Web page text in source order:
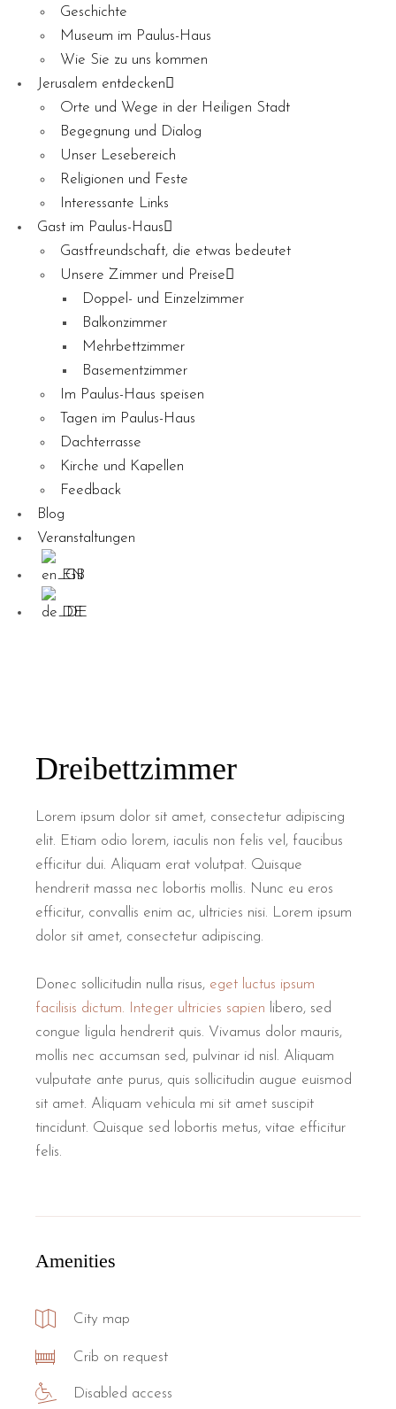
Geschichte
Museum im Paulus-Haus
Wie Sie zu uns kommen
Jerusalem entdecken
Orte und Wege in der Heiligen Stadt
Begegnung und Dialog
Unser Lesebereich
Religionen und Feste
Interessante Links
Gast im Paulus-Haus
Gastfreundschaft, die etwas bedeutet
Unsere Zimmer und Preise
Doppel- und Einzelzimmer
Balkonzimmer
Mehrbettzimmer
Basementzimmer
Im Paulus-Haus speisen
Tagen im Paulus-Haus
Dachterrasse
Kirche und Kapellen
Feedback
Blog
Veranstaltungen
EN
DE
Dreibettzimmer
Lorem ipsum dolor sit amet, consectetur adipiscing
elit. Etiam odio lorem, iaculis non felis vel, faucibus
efficitur dui. Aliquam erat volutpat. Quisque
hendrerit massa nec lobortis mollis. Nunc eu eros
efficitur, convallis enim ac, ultricies nisi. Lorem ipsum
dolor sit amet, consectetur adipiscing.
Donec sollicitudin nulla risus, eget luctus ipsum
facilisis dictum. Integer ultricies sapien libero, sed
congue ligula hendrerit quis. Vivamus dolor mauris,
mollis nec accumsan sed, pulvinar id nisl. Aliquam
vulputate ante purus, quis sollicitudin augue euismod
sit amet. Aliquam vehicula mi sit amet suscipit
tincidunt. Quisque sed lobortis metus, vitae efficitur
felis.
Amenities
City map
Crib on request
Disabled access